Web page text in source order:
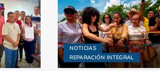
NOTICIAS
REPARACIÓN INTEGRAL